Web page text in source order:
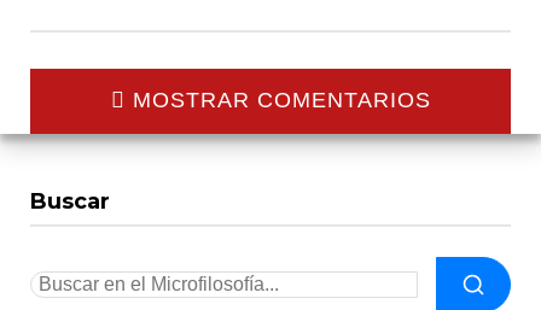
MOSTRAR COMENTARIOS
Buscar